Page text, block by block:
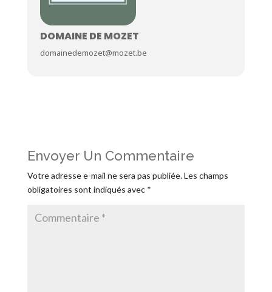
DOMAINE DE MOZET
domainedemozet@mozet.be
Envoyer Un Commentaire
Votre adresse e-mail ne sera pas publiée.Les champs
obligatoires sont indiqués avec *